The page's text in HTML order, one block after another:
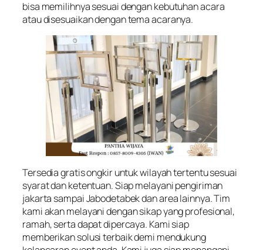
bisa memilihnya sesuai dengan kebutuhan acara
atau disesuaikan dengan tema acaranya.
Tersedia gratis ongkir untuk wilayah tertentu sesuai
syarat dan ketentuan. Siap melayani pengiriman
jakarta sampai Jabodetabek dan area lainnya. Tim
kami akan melayani dengan sikap yang profesional,
ramah, serta dapat dipercaya. Kami siap
memberikan solusi terbaik demi mendukung